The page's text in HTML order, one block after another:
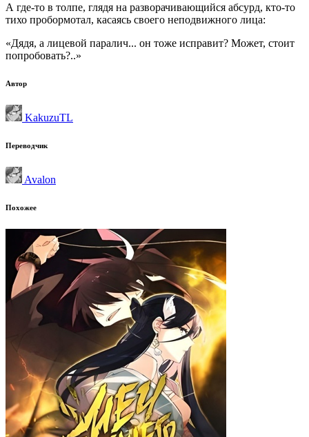
А где-то в толпе, глядя на разворачивающийся абсурд, кто-то
тихо пробормотал, касаясь своего неподвижного лица:
«Дядя, а лицевой паралич... он тоже исправит? Может, стоит
попробовать?..»
Автор
KakuzuTL
Переводчик
Avalon
Похожее